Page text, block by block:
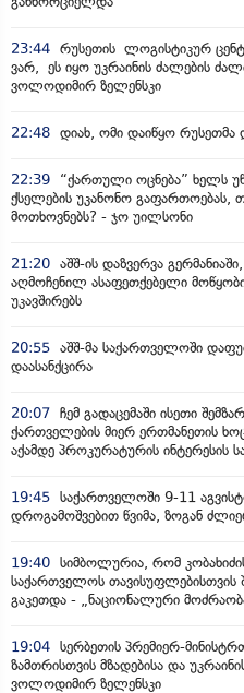
23:44 რუსეთის ლოგისტიკურ
ვარ, ეს იყო უკრაინის ძალების
ვოლოდიმირ ზელენსკი
22:48 დიახ, ომი დაიწყო რუსეთმა
22:39
“ქართული ოცნება” ხელს
ქსელების უკანონო გაფართოებას,
მოთხოვნებს? - ჯო უილსონი
21:20 აშშ-ის დაზვერვა
აღმოჩენილ ასაფეთქებელი
უკავშირებს
20:55 აშშ-მა საქართველოში
დაასანქცირა
20:07 ჩემ გადაცემაში ისეთი
ქართველების მიერ ერთმანეთის
აქამდე პროკურატურის ინტერესის
19:45 საქართველოში 9-11
დროგამოშვებით წვიმა, ზოგან
19:40 სიმბოლურია, რომ
საქართველოს თავისუფლებისთვის
გაკეთდა - „ნაციონალური
19:04 სერბეთის პრემიერ-
ზამთრისთვის მზადებისა და
ვოლოდიმირ ზელენსკი